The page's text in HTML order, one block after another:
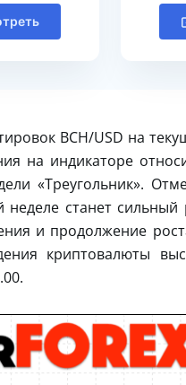
BCH/USD на
на индикаторе
«Треугольник».
станет
и продолжение
криптовалюты